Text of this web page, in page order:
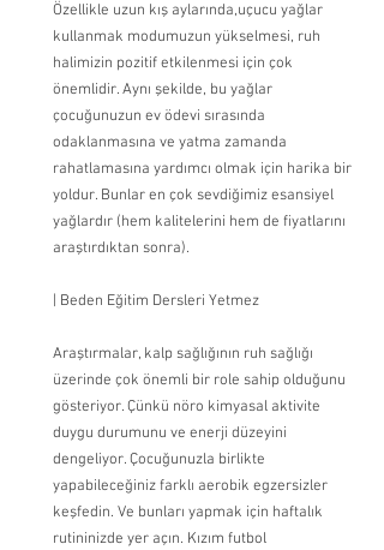
Özellikle uzun kış aylarında,uçucu yağlar
kullanmak modumuzun yükselmesi, ruh
halimizin pozitif etkilenmesi için çok
önemlidir. Aynı şekilde, bu yağlar
çocuğunuzun ev ödevi sırasında
odaklanmasına ve yatma zamanda
rahatlamasına yardımcı olmak için harika bir
yoldur. Bunlar en çok sevdiğimiz esansiyel
yağlardır (hem kalitelerini hem de fiyatlarını
araştırdıktan sonra).
| Beden Eğitim Dersleri Yetmez
Araştırmalar, kalp sağlığının ruh sağlığı
üzerinde çok önemli bir role sahip olduğunu
gösteriyor. Çünkü nöro kimyasal aktivite
duygu durumunu ve enerji düzeyini
dengeliyor. Çocuğunuzla birlikte
yapabileceğiniz farklı aerobik egzersizler
keşfedin. Ve bunları yapmak için haftalık
rutininizde yer açın. Kızım futbol